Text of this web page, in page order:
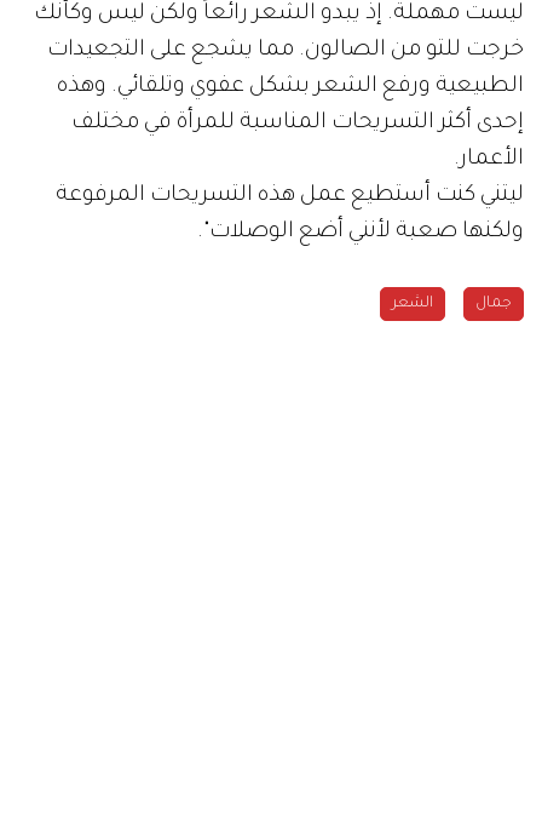
ليست مهملة. إذ يبدو الشعر رائعاً ولكن ليس وكأنك
خرجت للتو من الصالون. مما يشجع على التجعيدات
الطبيعية ورفع الشعر بشكل عفوي وتلقائي. وهذه
إحدى أكثر التسريحات المناسبة للمرأة في مختلف
الأعمار.
ليتني كنت أستطيع عمل هذه التسريحات المرفوعة
ولكنها صعبة لأنني أضع الوصلات".
جمال الشعر